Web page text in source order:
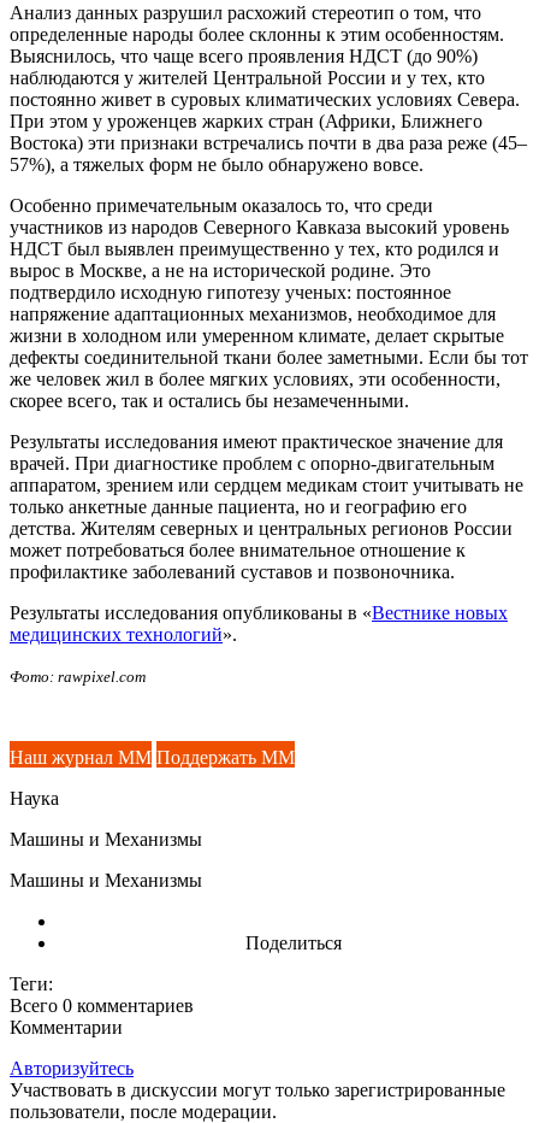
Анализ данных разрушил расхожий стереотип о том, что
определенные народы более склонны к этим особенностям.
Выяснилось, что чаще всего проявления НДСТ (до 90%)
наблюдаются у жителей Центральной России и у тех, кто
постоянно живет в суровых климатических условиях Севера.
При этом у уроженцев жарких стран (Африки, Ближнего
Востока) эти признаки встречались почти в два раза реже (45–
57%), а тяжелых форм не было обнаружено вовсе.
Особенно примечательным оказалось то, что среди
участников из народов Северного Кавказа высокий уровень
НДСТ был выявлен преимущественно у тех, кто родился и
вырос в Москве, а не на исторической родине. Это
подтвердило исходную гипотезу ученых: постоянное
напряжение адаптационных механизмов, необходимое для
жизни в холодном или умеренном климате, делает скрытые
дефекты соединительной ткани более заметными. Если бы тот
же человек жил в более мягких условиях, эти особенности,
скорее всего, так и остались бы незамеченными.
Результаты исследования имеют практическое значение для
врачей. При диагностике проблем с опорно-двигательным
аппаратом, зрением или сердцем медикам стоит учитывать не
только анкетные данные пациента, но и географию его
детства. Жителям северных и центральных регионов России
может потребоваться более внимательное отношение к
профилактике заболеваний суставов и позвоночника.
Результаты исследования опубликованы в «Вестнике новых
медицинских технологий».
Фото: rawpixel.com
Наш журнал ММ Поддержать ММ
Наука
Машины и Механизмы
Машины и Механизмы
Поделиться
Теги:
Всего 0 комментариев
Комментарии
Авторизуйтесь
Участвовать в дискуссии могут только зарегистрированные
пользователи, после модерации.